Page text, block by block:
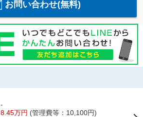
お問い合わせ(無料)
-
8.45万円 (管理費等：10,100円)